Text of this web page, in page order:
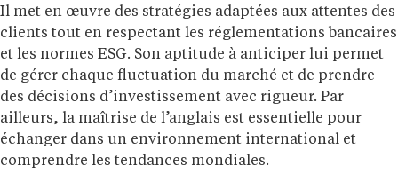
Il met en œuvre des stratégies adaptées aux attentes des
clients tout en respectant les réglementations bancaires
et les normes ESG. Son aptitude à anticiper lui permet
de gérer chaque fluctuation du marché et de prendre
des décisions d’investissement avec rigueur. Par
ailleurs, la maîtrise de l’anglais est essentielle pour
échanger dans un environnement international et
comprendre les tendances mondiales.